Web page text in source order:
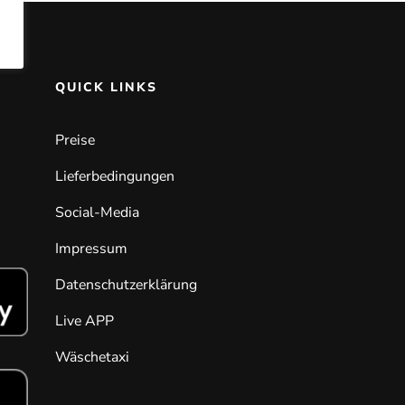
QUICK LINKS
Preise
Lieferbedingungen
Social-Media
Impressum
Datenschutzerklärung
Live APP
Wäschetaxi